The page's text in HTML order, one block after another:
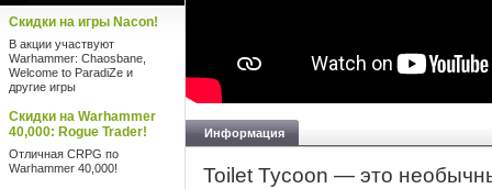
Скидки на игры Nacon!
В акции участвуют
Warhammer: Chaosbane,
Welcome to ParadiZe и
другие игры
Скидки на Warhammer
40,000: Rogue Trader!
Отличная CRPG по
Warhammer 40,000!
Информация
Toilet Tycoon — это